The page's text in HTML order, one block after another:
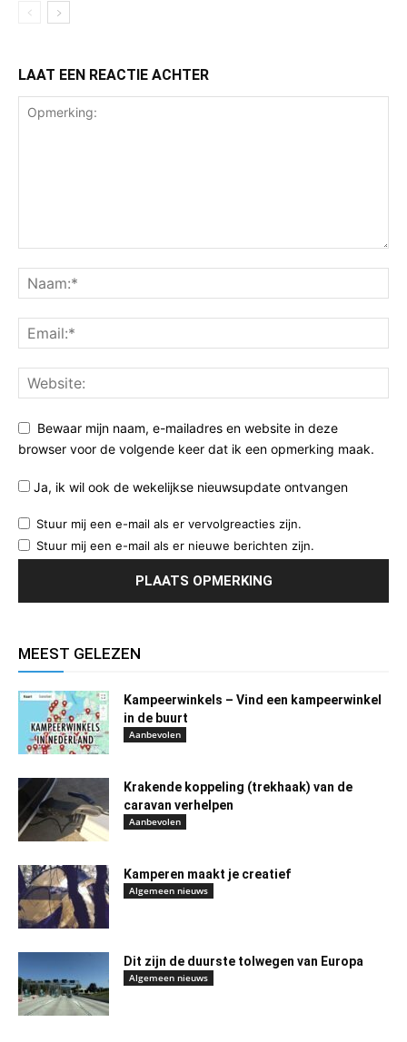
LAAT EEN REACTIE ACHTER
Bewaar mijn naam, e-mailadres en website in deze
browser voor de volgende keer dat ik een opmerking maak.
Ja, ik wil ook de wekelijkse nieuwsupdate ontvangen
Stuur mij een e-mail als er vervolgreacties zijn.
Stuur mij een e-mail als er nieuwe berichten zijn.
MEEST GELEZEN
Kampeerwinkels – Vind een kampeerwinkel
in de buurt
Aanbevolen
Krakende koppeling (trekhaak) van de
caravan verhelpen
Aanbevolen
Kamperen maakt je creatief
Algemeen nieuws
Dit zijn de duurste tolwegen van Europa
Algemeen nieuws